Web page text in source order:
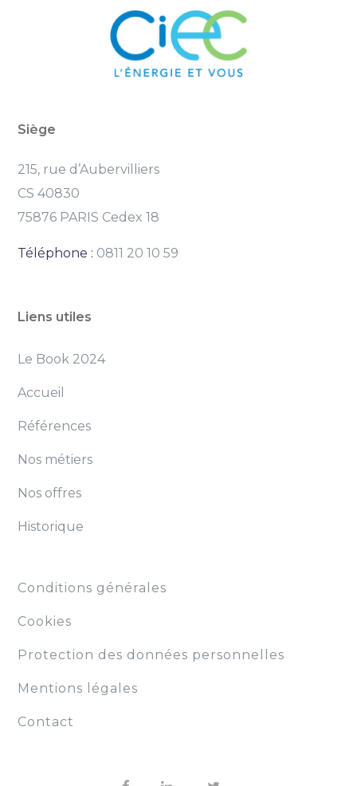
Siège
215, rue d’Aubervilliers
CS 40830
75876 PARIS Cedex 18
Téléphone : 0811 20 10 59
Liens utiles
Le Book 2024
Accueil
Références
Nos métiers
Nos offres
Historique
Conditions générales
Cookies
Protection des données personnelles
Mentions légales
Contact